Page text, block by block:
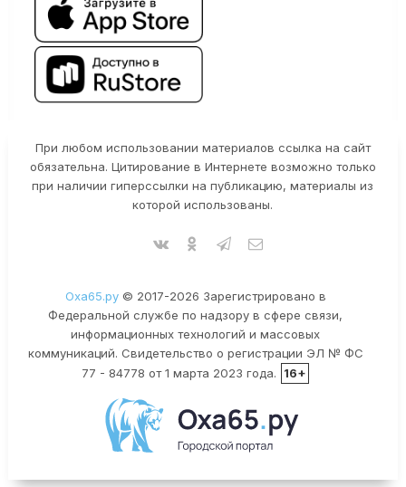
При любом использовании материалов ссылка на сайт
обязательна. Цитирование в Интернете возможно только
при наличии гиперссылки на публикацию, материалы из
которой использованы.
Оха65.ру© 2017-2026 Зарегистрировано в
Федеральной службе по надзору в сфере связи,
информационных технологий и массовых
коммуникаций. Свидетельство о регистрации ЭЛ № ФС
77 - 84778 от 1 марта 2023 года.
16+